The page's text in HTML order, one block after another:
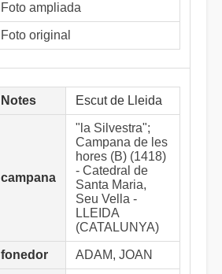
Foto ampliada
Foto original
Notes Escut de Lleida
campana
"la Silvestra";
Campana de les
hores (B) (1418)
- Catedral de
Santa Maria,
Seu Vella -
LLEIDA
(CATALUNYA)
fonedor ADAM, JOAN